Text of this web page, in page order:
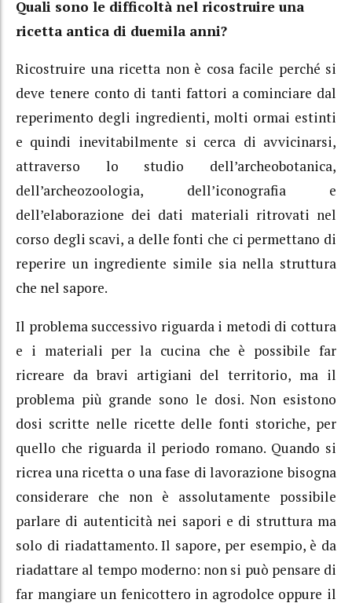
Quali sono le difficoltà nel ricostruire una
ricetta antica di duemila anni?
Ricostruire una ricetta non è cosa facile perché si
deve tenere conto di tanti fattori a cominciare dal
reperimento degli ingredienti, molti ormai estinti
e quindi inevitabilmente si cerca di avvicinarsi,
attraverso lo studio dell’archeobotanica,
dell’archeozoologia, dell’iconografia e
dell’elaborazione dei dati materiali ritrovati nel
corso degli scavi, a delle fonti che ci permettano di
reperire un ingrediente simile sia nella struttura
che nel sapore.
Il problema successivo riguarda i metodi di cottura
e i materiali per la cucina che è possibile far
ricreare da bravi artigiani del territorio, ma il
problema più grande sono le dosi. Non esistono
dosi scritte nelle ricette delle fonti storiche, per
quello che riguarda il periodo romano. Quando si
ricrea una ricetta o una fase di lavorazione bisogna
considerare che non è assolutamente possibile
parlare di autenticità nei sapori e di struttura ma
solo di riadattamento. Il sapore, per esempio, è da
riadattare al tempo moderno: non si può pensare di
far mangiare un fenicottero in agrodolce oppure il